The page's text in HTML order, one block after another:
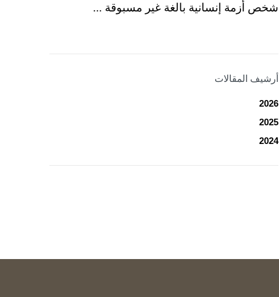
شخص أزمة إنسانية بالغة غير مسبوقة ...
أرشيف المقالات
2026
2025
2024